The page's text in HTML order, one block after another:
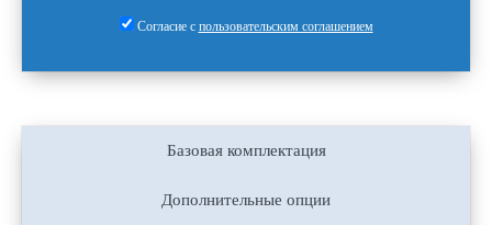
Согласие с пользовательским соглашением
Базовая комплектация
Дополнительные опции